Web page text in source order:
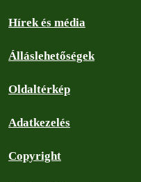
Hírek és média
Álláslehetőségek
Oldaltérkép
Adatkezelés
Copyright